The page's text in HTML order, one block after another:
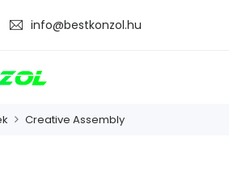
info@bestkonzol.hu
Creative Assembly